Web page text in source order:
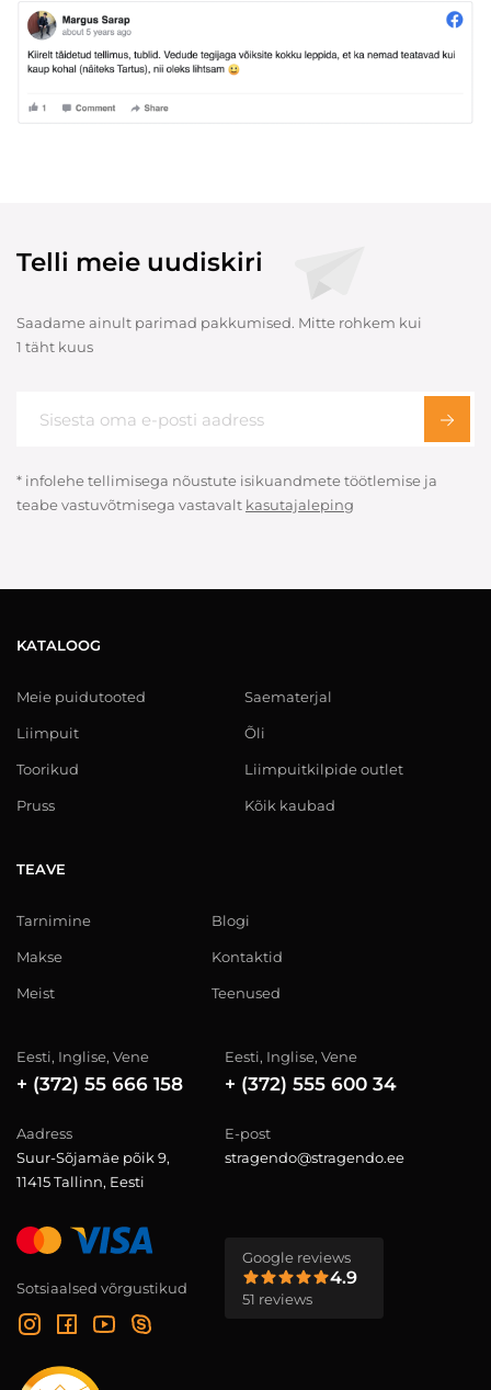
Telli meie uudiskiri
Saadame ainult parimad pakkumised. Mitte rohkem kui
1 täht kuus
* infolehe tellimisega nõustute isikuandmete töötlemise ja
teabe vastuvõtmisega vastavalt kasutajaleping
KATALOOG
Meie puidutooted
Liimpuit
Toorikud
Pruss
Saematerjal
Õli
Liimpuitkilpide outlet
Kõik kaubad
TEAVE
Tarnimine
Makse
Meist
Blogi
Kontaktid
Teenused
Eesti, Inglise, Vene
+ (372) 55 666 158
Eesti, Inglise, Vene
+ (372) 555 600 34
Aadress
Suur-Sõjamäe põik 9,
11415 Tallinn, Eesti
E-post
stragendo@stragendo.ee
Sotsiaalsed võrgustikud
Google reviews
4.9
51 reviews